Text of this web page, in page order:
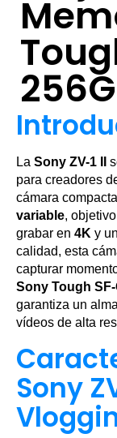
La Sony ZV-1 II
para creadores
cámara
variable, objetivo
grabar en 4K y un
calidad, esta
capturar
Sony Tough
garantiza un
vídeos de alta
Sony